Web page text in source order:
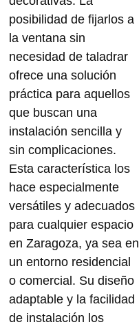
posibilidad de fijarlos a
la ventana sin
necesidad de taladrar
ofrece unasolución
práctica para aquellos
que buscan una
instalación sencilla y
sin complicaciones.
Esta característica los
hace especialmente
versátiles y adecuados
para cualquier espacio
en Zaragoza, ya sea en
un entorno residencial
o comercial. Su diseño
adaptable y la facilidad
de instalación los